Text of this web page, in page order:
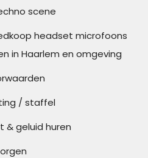
scene
headset microfoons
in Haarlem en omgeving
/ staffel
& geluid huren